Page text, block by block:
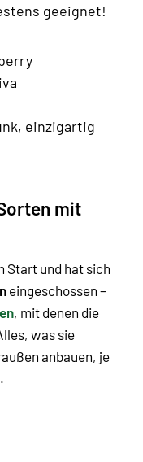
geeignet!
einzigartig
mit
Start und hat sich
eingeschossen –
, mit denen die
was sie
anbauen, je